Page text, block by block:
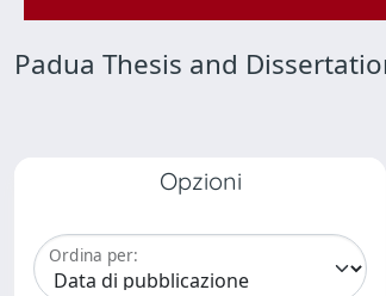
Padua Thesis and
Opzioni
Ordina per: